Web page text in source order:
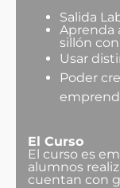
Salida
Aprenda
sillón
Usar
Poder
El Curso
El curso es
alumnos
cuentan con